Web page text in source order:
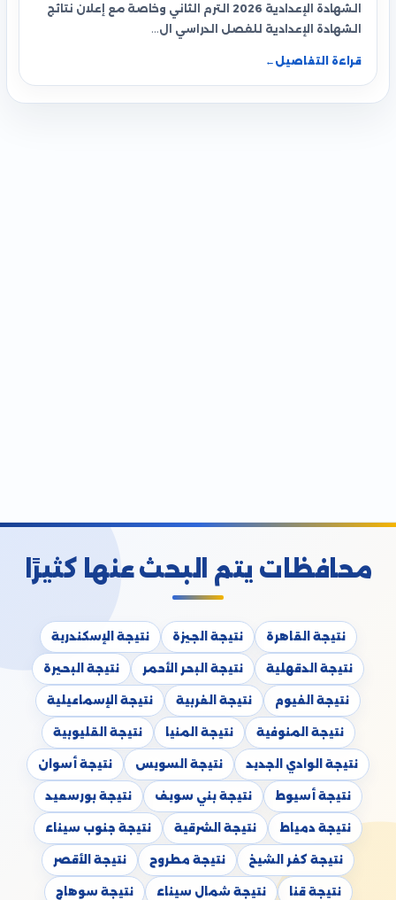
الشهادة الإعدادية 2026 الترم الثاني وخاصة مع إعلان نتائج
الشهادة الإعدادية للفصل الدراسي ال…
قراءة التفاصيل ←
محافظات يتم البحث عنها كثيرًا
نتيجة القاهرة نتيجة الجيزة نتيجة الإسكندرية
نتيجة الدقهلية نتيجة البحر الأحمر نتيجة البحيرة
نتيجة الفيوم نتيجة الغربية نتيجة الإسماعيلية
نتيجة المنوفية نتيجة المنيا نتيجة القليوبية
نتيجة الوادي الجديد نتيجة السويس نتيجة أسوان
نتيجة أسيوط نتيجة بني سويف نتيجة بورسعيد
نتيجة دمياط نتيجة الشرقية نتيجة جنوب سيناء
نتيجة كفر الشيخ نتيجة مطروح نتيجة الأقصر
نتيجة قنا نتيجة شمال سيناء نتيجة سوهاج